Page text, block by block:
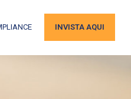
INVISTA AQUI